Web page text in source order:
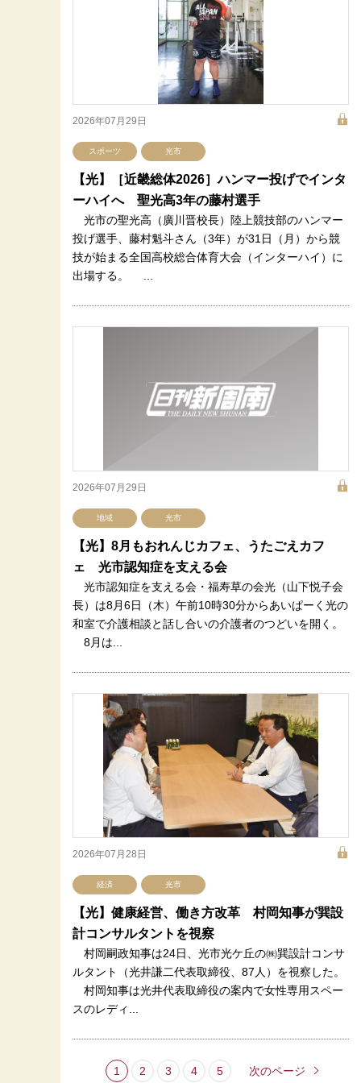
2026年07月29日
スポーツ 光市
【光】［近畿総体2026］ハンマー投げでインタ
ーハイへ 聖光高3年の藤村選手
光市の聖光高（廣川晋校長）陸上競技部のハンマー
投げ選手、藤村魁斗さん（3年）が31日（月）から競
技が始まる全国高校総合体育大会（インターハイ）に
出場する。 ...
2026年07月29日
地域 光市
【光】8月もおれんじカフェ、うたごえカフ
ェ 光市認知症を支える会
光市認知症を支える会・福寿草の会光（山下悦子会
長）は8月6日（木）午前10時30分からあいぱーく光の
和室で介護相談と話し合いの介護者のつどいを開く。
8月は...
2026年07月28日
経済 光市
【光】健康経営、働き方改革 村岡知事が巽設
計コンサルタントを視察
村岡嗣政知事は24日、光市光ケ丘の㈱巽設計コンサ
ルタント（光井謙二代表取締役、87人）を視察した。
村岡知事は光井代表取締役の案内で女性専用スペー
スのレディ...
1 2 3 4 5 次のページ